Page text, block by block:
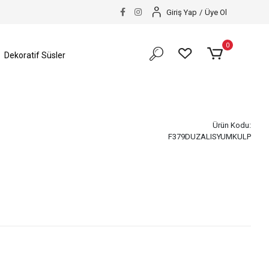
Giriş Yap / Üye Ol
Dekoratif Süsler
0
Ürün Kodu:
F379DUZALISYUMKULP